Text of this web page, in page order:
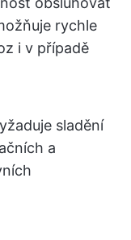
rychle
i v případě
sladění
a